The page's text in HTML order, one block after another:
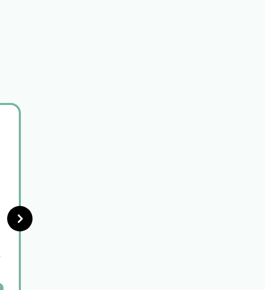
みたか総合法律事務所